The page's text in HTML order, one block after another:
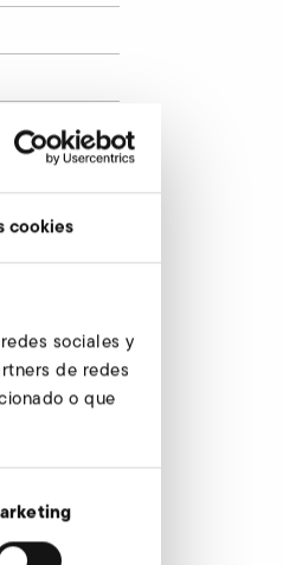
cookies
sociales y
de redes
o que
ahora